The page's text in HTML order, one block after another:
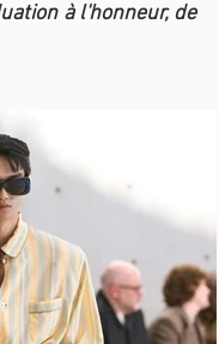
à l'honneur, de